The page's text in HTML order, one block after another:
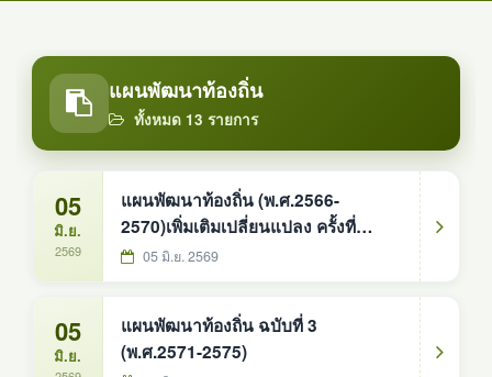
แผนพัฒนาท้องถิ่น
ทั้งหมด 13 รายการ
05
มิ.ย.
2569
แผนพัฒนาท้องถิ่น (พ.ศ.2566-
2570)เพิ่มเติมเปลี่ยนแปลง ครั้งที่
2/256905 มิ.ย. 2569
05
มิ.ย.
แผนพัฒนาท้องถิ่น ฉบับที่ 3
(พ.ศ.2571-2575)